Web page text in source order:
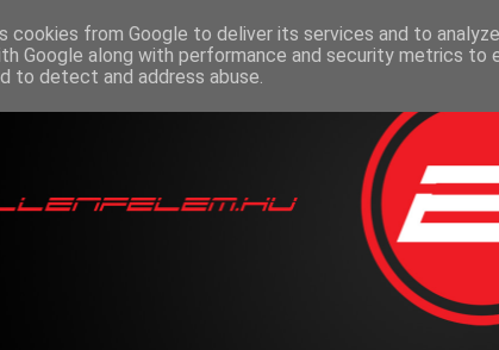
cookies from Google to deliver its services and to
Google along with performance and security metrics to
to detect and address abuse.